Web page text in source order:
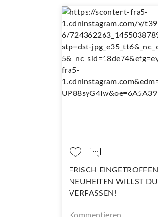
FRISCH EINGETROFFEN - DIESE
NEUHEITEN WILLST DU NICHT
VERPASSEN!
Kommentieren...